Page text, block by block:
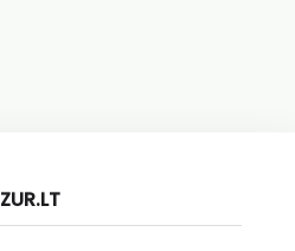
ZUR.LT